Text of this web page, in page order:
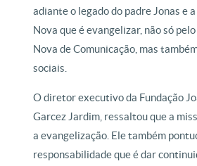
adiante o legado do padre Jonas e
Nova que é evangelizar, não só
Nova de Comunicação, mas
sociais.
O diretor executivo da Fundação
Garcez Jardim, ressaltou que a
a evangelização. Ele também
responsabilidade que é dar